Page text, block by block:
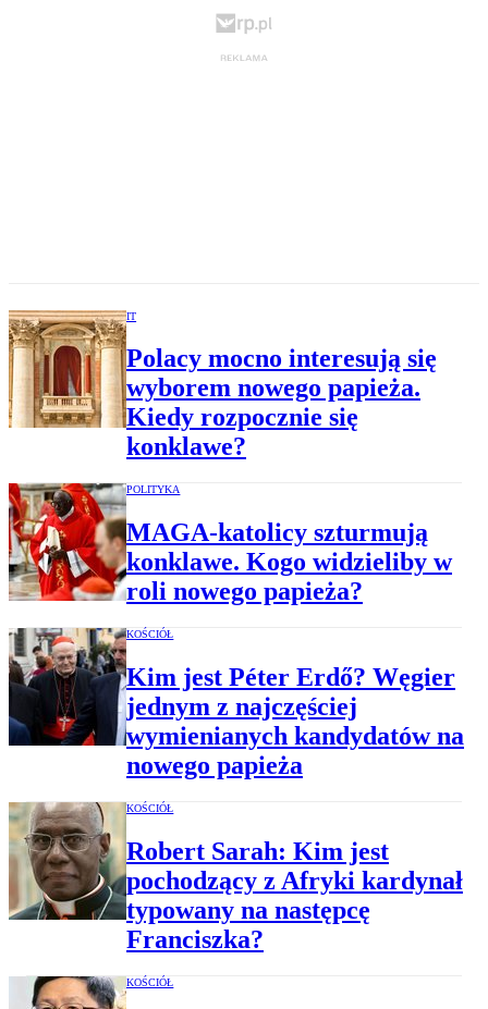
IT
Polacy mocno interesują się
wyborem nowego papieża.
Kiedy rozpocznie się
konklawe?
POLITYKA
MAGA-katolicy szturmują
konklawe. Kogo widzieliby w
roli nowego papieża?
KOŚCIÓŁ
Kim jest Péter Erdő? Węgier
jednym z najczęściej
wymienianych kandydatów na
nowego papieża
KOŚCIÓŁ
Robert Sarah: Kim jest
pochodzący z Afryki kardynał
typowany na następcę
Franciszka?
KOŚCIÓŁ